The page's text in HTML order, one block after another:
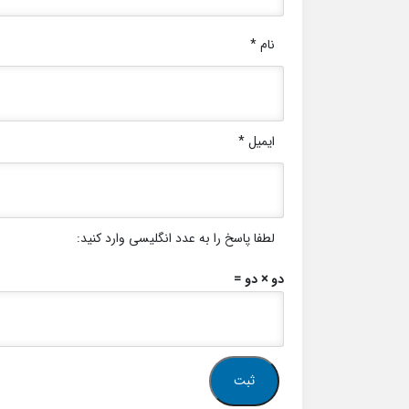
نام*
ایمیل*
لطفا پاسخ را به عدد انگلیسی وارد کنید:
دو × دو =